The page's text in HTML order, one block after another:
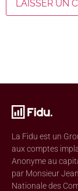
La Fidu est un
aux comptes
Anonyme au
par Monsieur
Nationale des